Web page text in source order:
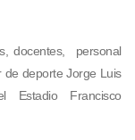
docentes, personal
de deporte Jorge Luis
Estadio Francisco